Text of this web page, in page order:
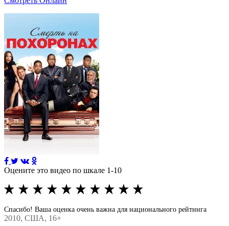
Оцените это видео по шкале 1-10
Спасибо! Ваша оценка очень важна для национального рейтинга
2010, США, 16+